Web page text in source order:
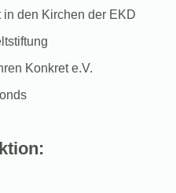
den Kirchen der EKD
Konkret e.V.